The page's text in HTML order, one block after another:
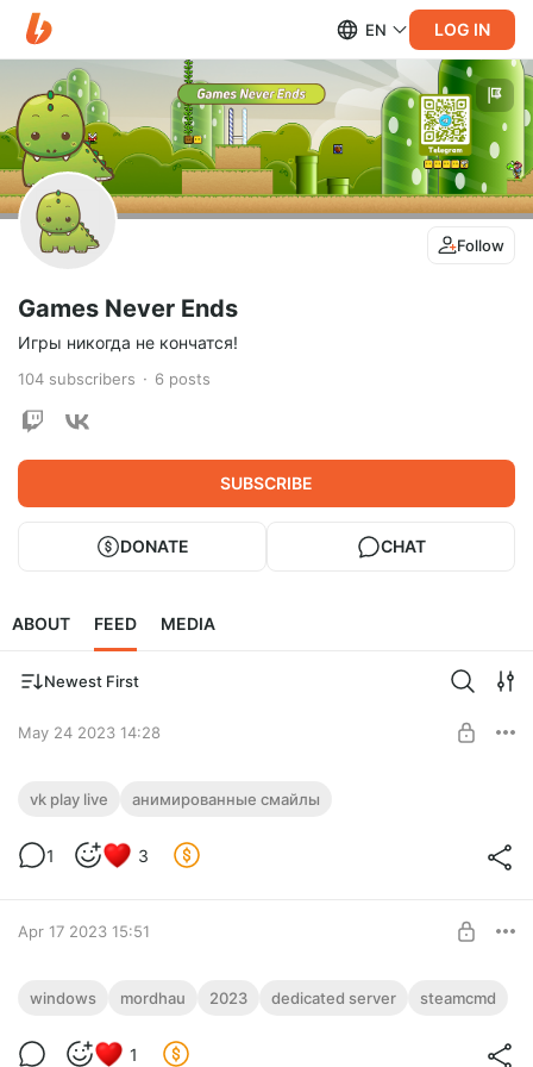
EN LOG IN
Follow
Games Never Ends
Игры никогда не кончатся!
104 subscribers 6 posts
SUBSCRIBE
DONATE CHAT
ABOUT FEED MEDIA
Newest First
May 24 2023 14:28
VK Play Live и анимированные смайлы.
Добавление анимированных смайлов в VK Play Live!
vk play live анимированные смайлы
1 3
Apr 17 2023 15:51
Mordhau Dedicated Server (2023)
windows mordhau 2023 dedicated server steamcmd
1